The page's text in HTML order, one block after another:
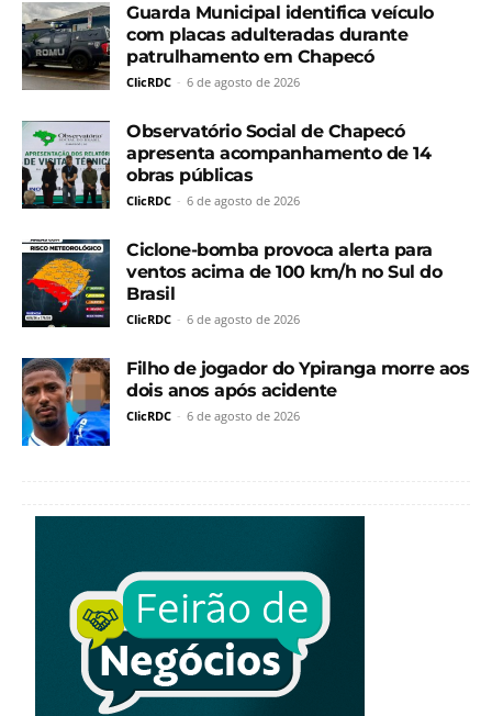
Guarda Municipal identifica veículo
com placas adulteradas durante
patrulhamento em Chapecó
ClicRDC - 6 de agosto de 2026
Observatório Social de Chapecó
apresenta acompanhamento de 14
obras públicas
ClicRDC - 6 de agosto de 2026
Ciclone-bomba provoca alerta para
ventos acima de 100 km/h no Sul do
Brasil
ClicRDC - 6 de agosto de 2026
Filho de jogador do Ypiranga morre aos
dois anos após acidente
ClicRDC - 6 de agosto de 2026